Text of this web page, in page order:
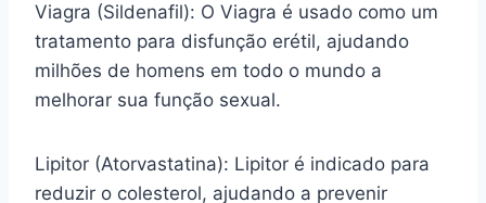
Viagra (Sildenafil): O Viagra é usado como um
tratamento para disfunção erétil, ajudando
milhões de homens em todo o mundo a
melhorar sua função sexual.
Lipitor (Atorvastatina): Lipitor é indicado para
reduzir o colesterol, ajudando a prevenir